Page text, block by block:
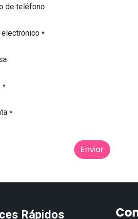
de teléfono
electrónico *
*
*
Enviar
Rápidos